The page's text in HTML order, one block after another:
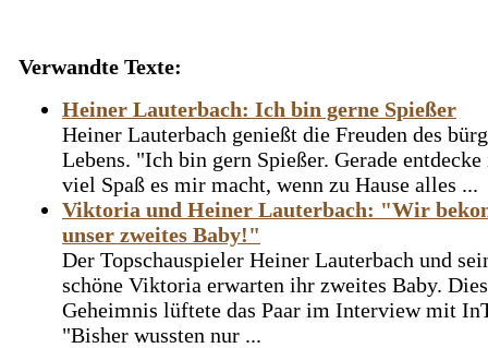
Verwandte Texte:
Heiner Lauterbach: Ich bin gerne Spießer
Heiner Lauterbach genießt die Freuden des
Lebens. "Ich bin gern Spießer. Gerade
viel Spaß es mir macht, wenn zu Hause alles ...
Viktoria und Heiner Lauterbach: "Wir
unser zweites Baby!"
Der Topschauspieler Heiner Lauterbach und
schöne Viktoria erwarten ihr zweites Baby.
Geheimnis lüftete das Paar im Interview mit
"Bisher wussten nur ...